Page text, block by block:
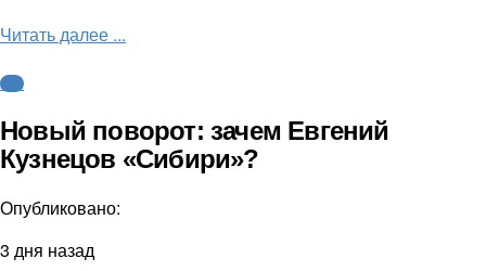
Читать далее ...
КХЛ
Новый поворот: зачем Евгений
Кузнецов «Сибири»?
Опубликовано:
3 дня назад